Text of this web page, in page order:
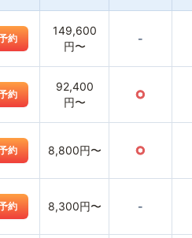
約
149,600
円〜
-
約
92,400
円〜
○
約 8,800円〜 ○
約 8,300円〜 -